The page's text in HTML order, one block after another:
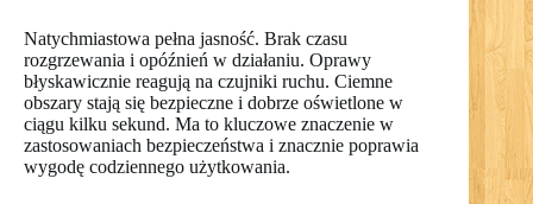
Natychmiastowa pełna jasność. Brak czasu
rozgrzewania i opóźnień w działaniu. Oprawy
błyskawicznie reagują na czujniki ruchu. Ciemne
obszary stają się bezpieczne i dobrze oświetlone w
ciągu kilku sekund. Ma to kluczowe znaczenie w
zastosowaniach bezpieczeństwa i znacznie poprawia
wygodę codziennego użytkowania.